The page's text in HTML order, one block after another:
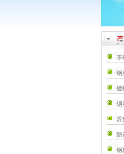
不
钢
镀
钢
养
钢